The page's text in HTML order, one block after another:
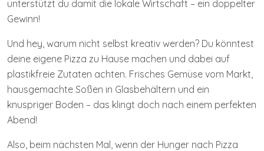
unterstützt du damit die lokale Wirtschaft – ein doppelter
Gewinn!
Und hey, warum nicht selbst kreativ werden? Du könntest
deine eigene Pizza zu Hause machen und dabei auf
plastikfreie Zutaten achten. Frisches Gemüse vom Markt,
hausgemachte Soßen in Glasbehältern und ein
knuspriger Boden – das klingt doch nach einem perfekten
Abend!
Also, beim nächsten Mal, wenn der Hunger nach Pizza